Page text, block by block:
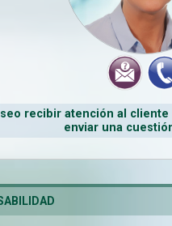
recibir atención al cliente
enviar una